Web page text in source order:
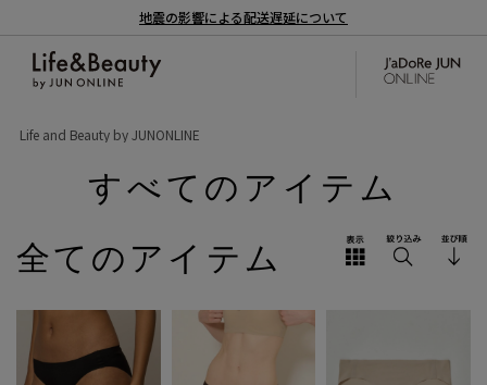
地震の影響による配送遅延について
Life and Beauty by JUNONLINE
すべてのアイテム
全てのアイテム